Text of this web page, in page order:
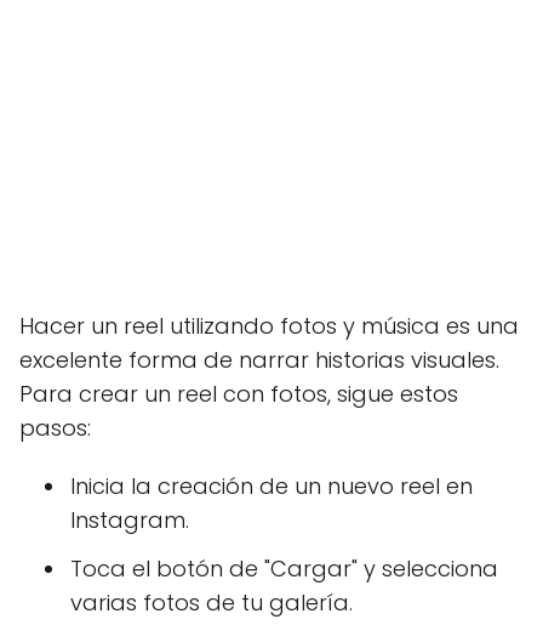
Hacer un reel utilizando fotos y música es una
excelente forma de narrar historias visuales.
Para crear un reel con fotos, sigue estos
pasos:
Inicia la creación de un nuevo reel en
Instagram.
Toca el botón de "Cargar" y selecciona
varias fotos de tu galería.